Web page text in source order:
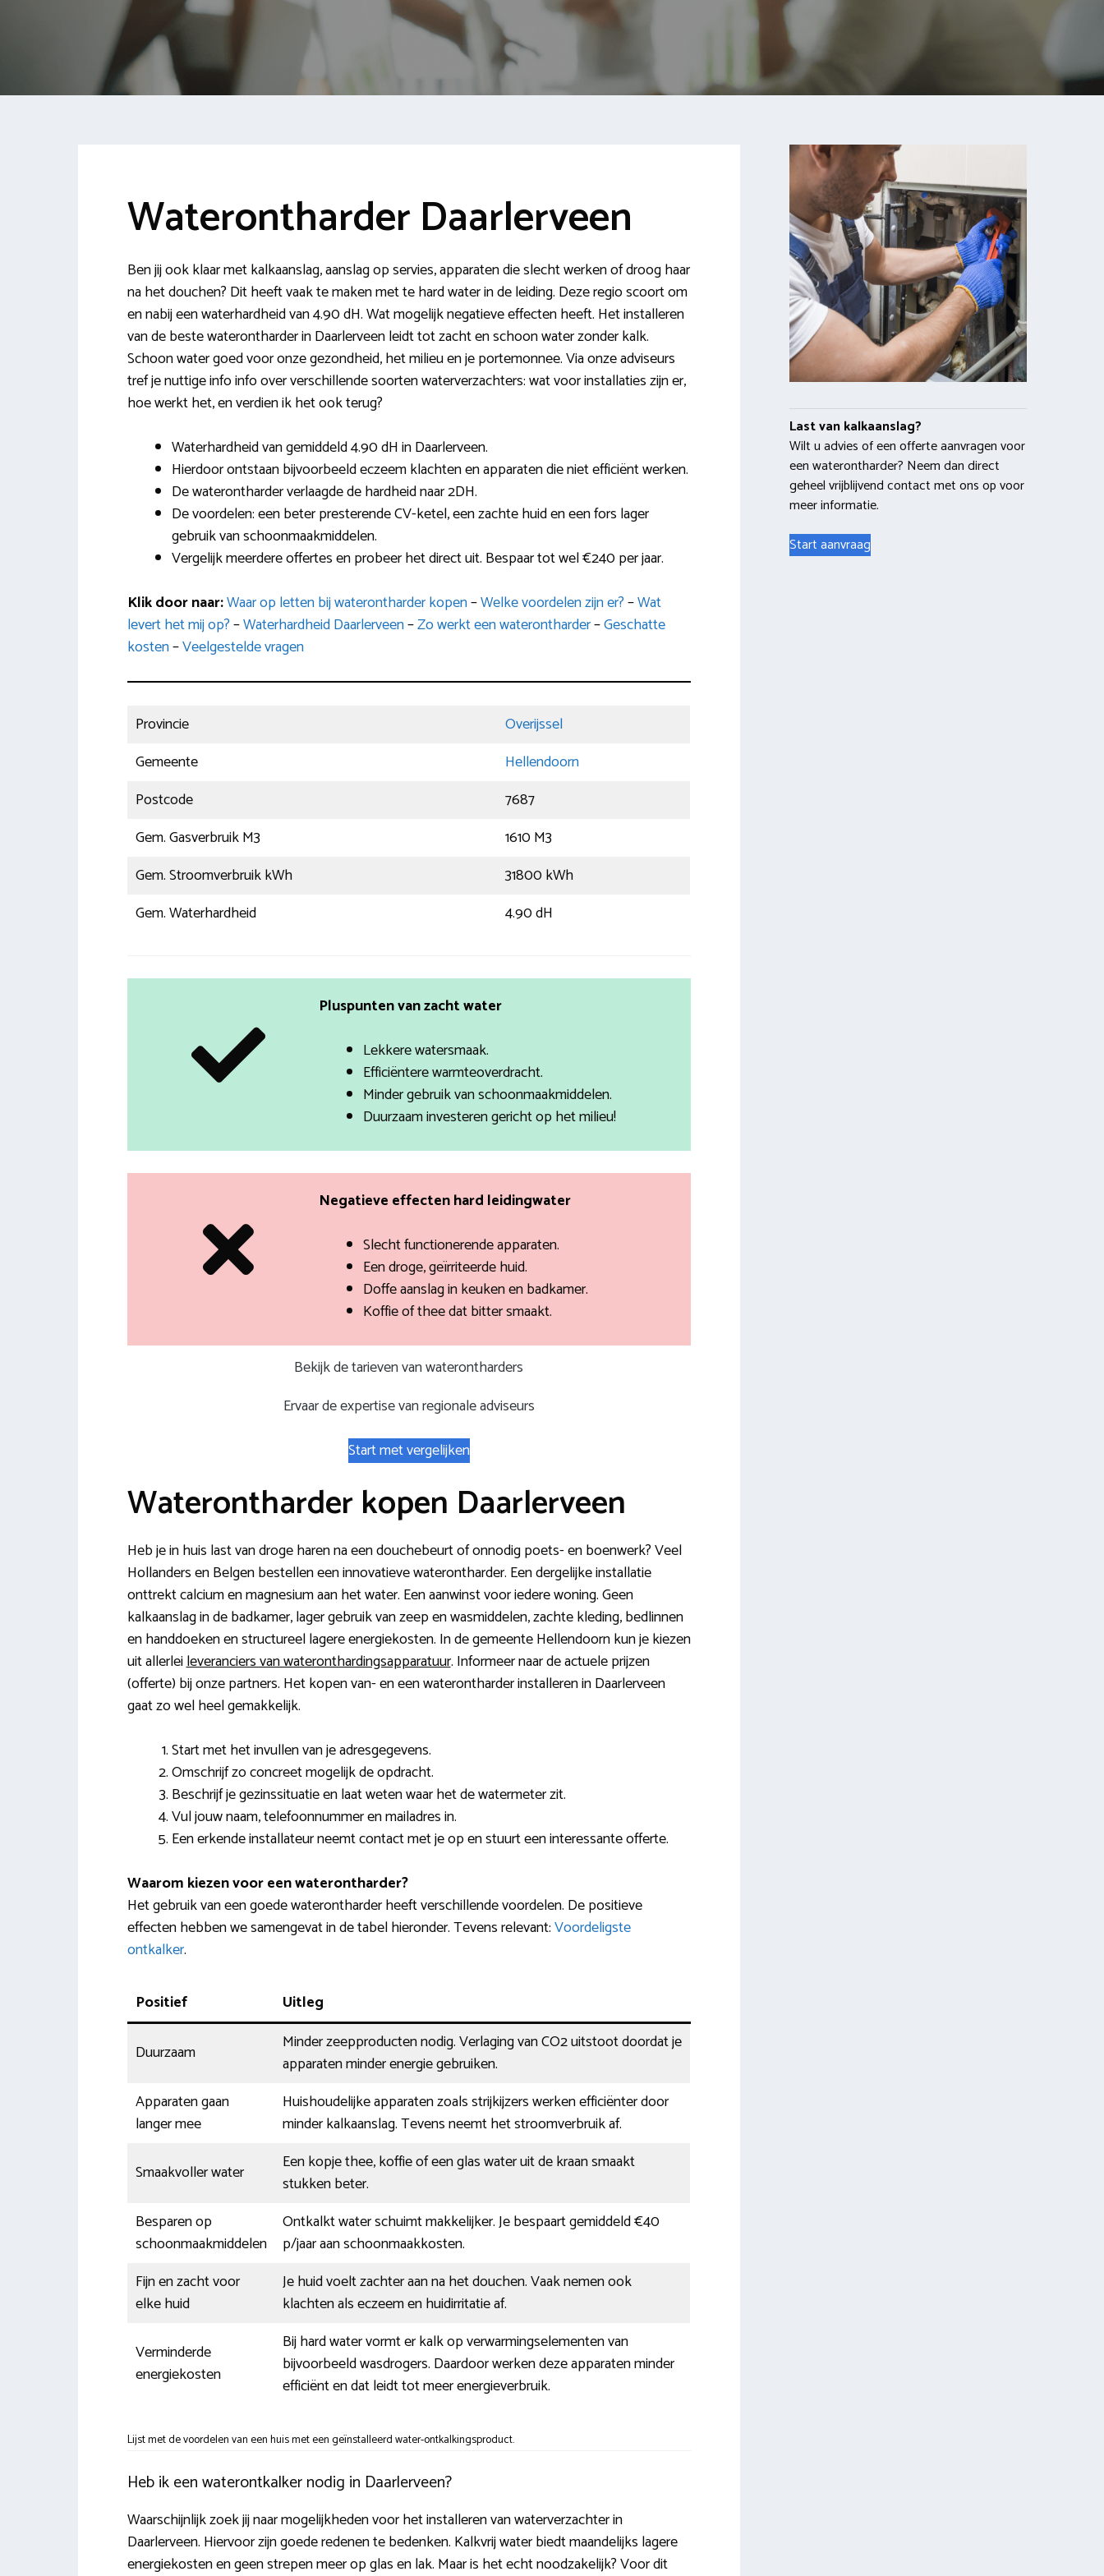
Waterontharder Daarlerveen
Ben jij ook klaar met kalkaanslag, aanslag op servies, apparaten die slecht werken of droog haar
na het douchen? Dit heeft vaak te maken met te hard water in de leiding. Deze regio scoort om
en nabij een waterhardheid van 4.90 dH. Wat mogelijk negatieve effecten heeft. Het installeren
van de beste waterontharder in Daarlerveen leidt tot zacht en schoon water zonder kalk.
Schoon water goed voor onze gezondheid, het milieu en je portemonnee. Via onze adviseurs
tref je nuttige info info over verschillende soorten waterverzachters: wat voor installaties zijn er,
hoe werkt het, en verdien ik het ook terug?
Waterhardheid van gemiddeld 4.90 dH in Daarlerveen.
Hierdoor ontstaan bijvoorbeeld eczeem klachten en apparaten die niet efficiënt werken.
De waterontharder verlaagde de hardheid naar 2DH.
De voordelen: een beter presterende CV-ketel, een zachte huid en een fors lager
gebruik van schoonmaakmiddelen.
Vergelijk meerdere offertes en probeer het direct uit. Bespaar tot wel €240 per jaar.
Klik door naar:Waar op letten bij waterontharder kopen–Welke voordelen zijn er?–Wat
levert het mij op?–Waterhardheid Daarlerveen–Zo werkt een waterontharder–Geschatte
kosten–Veelgestelde vragen
Provincie
Overijssel
Gemeente
Hellendoorn
Postcode
7687
Gem. Gasverbruik M3
1610 M3
Gem. Stroomverbruik kWh
31800 kWh
Gem. Waterhardheid
4.90 dH
Pluspunten van zacht water
Lekkere watersmaak.
Efficiëntere warmteoverdracht.
Minder gebruik van schoonmaakmiddelen.
Duurzaam investeren gericht op het milieu!
Negatieve effecten hard leidingwater
Slecht functionerende apparaten.
Een droge, geïrriteerde huid.
Doffe aanslag in keuken en badkamer.
Koffie of thee dat bitter smaakt.
Bekijk de tarieven van waterontharders
Ervaar de expertise van regionale adviseurs
Start met vergelijken
Waterontharder kopen Daarlerveen
Heb je in huis last van droge haren na een douchebeurt of onnodig poets- en boenwerk? Veel
Hollanders en Belgen bestellen een innovatieve waterontharder. Een dergelijke installatie
onttrekt calcium en magnesium aan het water. Een aanwinst voor iedere woning. Geen
kalkaanslag in de badkamer, lager gebruik van zeep en wasmiddelen, zachte kleding, bedlinnen
en handdoeken en structureel lagere energiekosten. In de gemeente Hellendoorn kun je kiezen
uit allerleileveranciers van wateronthardingsapparatuur. Informeer naar de actuele prijzen
(offerte) bij onze partners. Het kopen van- en een waterontharder installeren in Daarlerveen
gaat zo wel heel gemakkelijk.
Start met het invullen van je adresgegevens.
Omschrijf zo concreet mogelijk de opdracht.
Beschrijf je gezinssituatie en laat weten waar het de watermeter zit.
Vul jouw naam, telefoonnummer en mailadres in.
Een erkende installateur neemt contact met je op en stuurt een interessante offerte.
Waarom kiezen voor een waterontharder?
Het gebruik van een goede waterontharder heeft verschillende voordelen. De positieve
effecten hebben we samengevat in de tabel hieronder. Tevens relevant:Voordeligste
ontkalker.
Positief Uitleg
Duurzaam
Minder zeepproducten nodig. Verlaging van CO2 uitstoot doordat je
apparaten minder energie gebruiken.
Apparaten gaan
langer mee
Huishoudelijke apparaten zoals strijkijzers werken efficiënter door
minder kalkaanslag. Tevens neemt het stroomverbruik af.
Smaakvoller water
Een kopje thee, koffie of een glas water uit de kraan smaakt
stukken beter.
Besparen op
schoonmaakmiddelen
Ontkalkt water schuimt makkelijker. Je bespaart gemiddeld €40
p/jaar aan schoonmaakkosten.
Fijn en zacht voor
elke huid
Je huid voelt zachter aan na het douchen. Vaak nemen ook
klachten als eczeem en huidirritatie af.
Verminderde
energiekosten
Bij hard water vormt er kalk op verwarmingselementen van
bijvoorbeeld wasdrogers. Daardoor werken deze apparaten minder
efficiënt en dat leidt tot meer energieverbruik.
Lijst met de voordelen van een huis met een geïnstalleerd water-ontkalkingsproduct.
Heb ik een waterontkalker nodig in Daarlerveen?
Waarschijnlijk zoek jij naar mogelijkheden voor het installeren van waterverzachter in
Daarlerveen. Hiervoor zijn goede redenen te bedenken. Kalkvrij water biedt maandelijks lagere
energiekosten en geen strepen meer op glas en lak. Maar is het echt noodzakelijk? Voor dit
Last van kalkaanslag?
Wilt u advies of een offerte aanvragen voor
een waterontharder? Neem dan direct
geheel vrijblijvend contact met ons op voor
meer informatie.
Start aanvraag